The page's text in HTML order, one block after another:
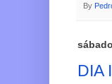
By
DIA